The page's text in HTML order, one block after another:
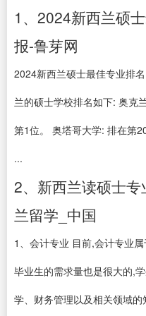
1、2024新西兰硕
报-鲁芽网
2024新西兰硕士最佳专业排
兰的硕士学校排名如下: 奥克
第1位。 奥塔哥大学: 排在第
...
2、新西兰读硕士
兰留学_中国
1、会计专业 目前,会计专业
毕业生的需求量也是很大的,
学、财务管理以及相关领域